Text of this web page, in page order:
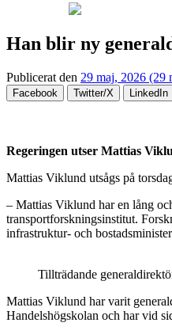
Han blir ny
Publicerat den 29 maj, 2026 (29
Facebook Twitter/X LinkedIn
Regeringen utser Mattias
Mattias Viklund utsågs på
– Mattias Viklund har en lång
transportforskningsinstitut.
infrastruktur- och
Tillträdande
Mattias Viklund har varit
Handelshögskolan och har vid